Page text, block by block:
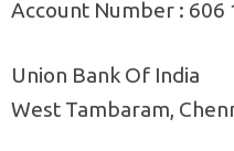
Account Number : 606
Union Bank Of India
West Tambaram,